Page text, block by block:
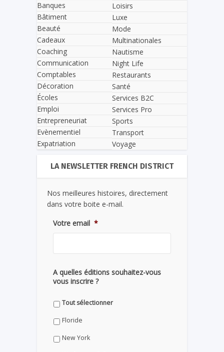
Banques
Bâtiment
Beauté
Cadeaux
Coaching
Communication
Comptables
Décoration
Écoles
Emploi
Entrepreneuriat
Evènementiel
Expatriation
Loisirs
Luxe
Mode
Multinationales
Nautisme
Night Life
Restaurants
Santé
Services B2C
Services Pro
Sports
Transport
Voyage
LA NEWSLETTER FRENCH DISTRICT
Nos meilleures histoires, directement
dans votre boite e-mail.
Votre email *
A quelles éditions souhaitez-vous
vous inscrire ?
Tout sélectionner
Floride
New York